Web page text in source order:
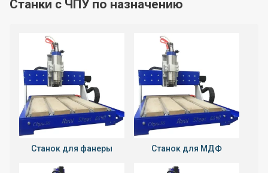
Лизинг и кредит
Станки с ЧПУ по назначению
Станок для фанеры Станок для МДФ